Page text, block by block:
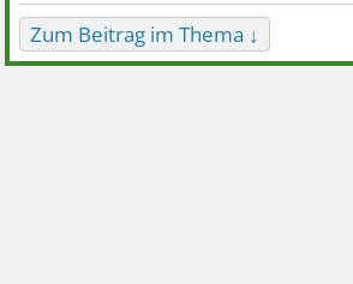
Zum Beitrag im Thema ↓